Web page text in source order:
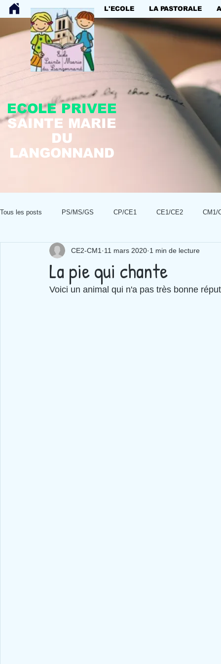
L'ECOLE LA PASTORALE
Tous les posts PS/MS/GS CP/CE1 CE1/CE2 CM1/
La pie qui chante
CE2-CM1 11 mars 2020 1 min de lecture
Voici un animal qui n'a pas très bonne
ECOLE PRIVEE
SAINTE MARIE
DU
LANGONNAND